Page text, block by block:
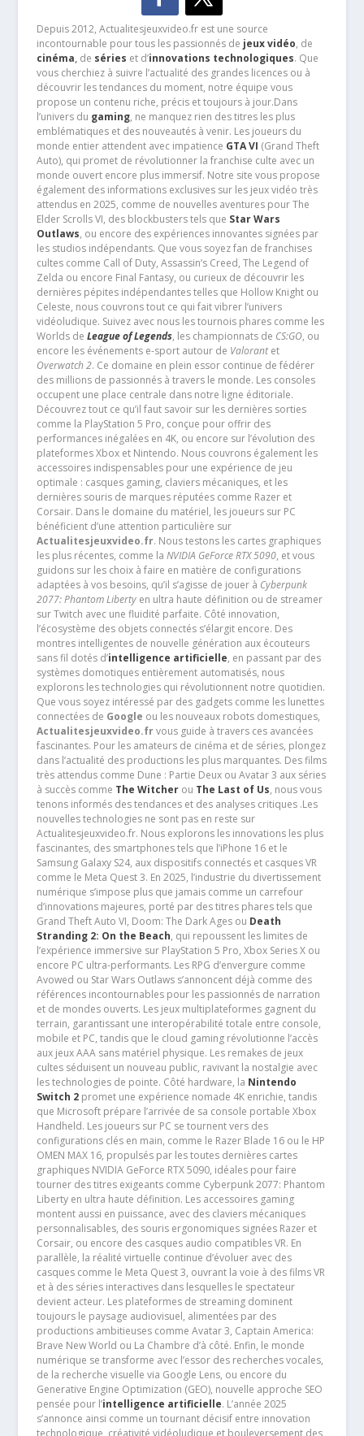
Depuis 2012, Actualitesjeuxvideo.fr est une source
incontournable pour tous les passionnés de jeux vidéo, de
cinéma,de séries et d’innovations technologiques. Que
vous cherchiez à suivre l’actualité des grandes licences ou à
découvrir les tendances du moment, notre équipe vous
propose un contenu riche, précis et toujours à jour.Dans
l’univers du gaming, ne manquez rien des titres les plus
emblématiques et des nouveautés à venir. Les joueurs du
monde entier attendent avec impatience GTA VI (Grand Theft
Auto), qui promet de révolutionner la franchise culte avec un
monde ouvert encore plus immersif. Notre site vous propose
également des informations exclusives sur les jeux vidéo très
attendus en 2025, comme de nouvelles aventures pour The
Elder Scrolls VI, des blockbusters tels que Star Wars
Outlaws, ou encore des expériences innovantes signées par
les studios indépendants. Que vous soyez fan de franchises
cultes comme Call of Duty, Assassin’s Creed, The Legend of
Zelda ou encore Final Fantasy, ou curieux de découvrir les
dernières pépites indépendantes telles que Hollow Knight ou
Celeste, nous couvrons tout ce qui fait vibrer l’univers
vidéoludique. Suivez avec nous les tournois phares comme les
Worlds de League of Legends, les championnats de CS:GO, ou
encore les événements e-sport autour de Valorantet
Overwatch 2. Ce domaine en plein essor continue de fédérer
des millions de passionnés à travers le monde. Les consoles
occupent une place centrale dans notre ligne éditoriale.
Découvrez tout ce qu’il faut savoir sur les dernières sorties
comme la PlayStation 5 Pro, conçue pour offrir des
performances inégalées en 4K, ou encore sur l’évolution des
plateformes Xbox et Nintendo. Nous couvrons également les
accessoires indispensables pour une expérience de jeu
optimale : casques gaming, claviers mécaniques, et les
dernières souris de marques réputées comme Razer et
Corsair. Dans le domaine du matériel, les joueurs sur PC
bénéficient d’une attention particulière sur
Actualitesjeuxvideo.fr. Nous testons les cartes graphiques
les plus récentes, comme la NVIDIA GeForce RTX 5090, et vous
guidons sur les choix à faire en matière de configurations
adaptées à vos besoins, qu’il s’agisse de jouer à Cyberpunk
2077: Phantom Libertyen ultra haute définition ou de streamer
sur Twitch avec une fluidité parfaite. Côté innovation,
l’écosystème des objets connectés s’élargit encore. Des
montres intelligentes de nouvelle génération aux écouteurs
sans fil dotés d’intelligence artificielle, en passant par des
systèmes domotiques entièrement automatisés, nous
explorons les technologies qui révolutionnent notre quotidien.
Que vous soyez intéressé par des gadgets comme les lunettes
connectées de Google ou les nouveaux robots domestiques,
Actualitesjeuxvideo.frvous guide à travers ces avancées
fascinantes. Pour les amateurs de cinéma et de séries, plongez
dans l’actualité des productions les plus marquantes. Des films
très attendus comme Dune : Partie Deux ou Avatar 3 aux séries
à succès comme The Witcherou The Last of Us, nous vous
tenons informés des tendances et des analyses critiques .Les
nouvelles technologies ne sont pas en reste sur
Actualitesjeuxvideo.fr. Nous explorons les innovations les plus
fascinantes, des smartphones tels que l’iPhone 16 et le
Samsung Galaxy S24, aux dispositifs connectés et casques VR
comme le Meta Quest 3. En 2025, l’industrie du divertissement
numérique s’impose plus que jamais comme un carrefour
d’innovations majeures, porté par des titres phares tels que
Grand Theft Auto VI, Doom: The Dark Ages ou Death
Stranding 2: On the Beach, qui repoussent les limites de
l’expérience immersive sur PlayStation 5 Pro, Xbox Series X ou
encore PC ultra-performants. Les RPG d’envergure comme
Avowed ou Star Wars Outlaws s’annoncent déjà comme des
références incontournables pour les passionnés de narration
et de mondes ouverts. Les jeux multiplateformes gagnent du
terrain, garantissant une interopérabilité totale entre console,
mobile et PC, tandis que le cloud gaming révolutionne l’accès
aux jeux AAA sans matériel physique. Les remakes de jeux
cultes séduisent un nouveau public, ravivant la nostalgie avec
les technologies de pointe. Côté hardware, la Nintendo
Switch 2promet une expérience nomade 4K enrichie, tandis
que Microsoft prépare l’arrivée de sa console portable Xbox
Handheld. Les joueurs sur PC se tournent vers des
configurations clés en main, comme le Razer Blade 16 ou le HP
OMEN MAX 16, propulsés par les toutes dernières cartes
graphiques NVIDIA GeForce RTX 5090, idéales pour faire
tourner des titres exigeants comme Cyberpunk 2077: Phantom
Liberty en ultra haute définition. Les accessoires gaming
montent aussi en puissance, avec des claviers mécaniques
personnalisables, des souris ergonomiques signées Razer et
Corsair, ou encore des casques audio compatibles VR. En
parallèle, la réalité virtuelle continue d’évoluer avec des
casques comme le Meta Quest 3, ouvrant la voie à des films VR
et à des séries interactives dans lesquelles le spectateur
devient acteur. Les plateformes de streaming dominent
toujours le paysage audiovisuel, alimentées par des
productions ambitieuses comme Avatar 3, Captain America:
Brave New World ou La Chambre d’à côté. Enfin, le monde
numérique se transforme avec l’essor des recherches vocales,
de la recherche visuelle via Google Lens, ou encore du
Generative Engine Optimization (GEO), nouvelle approche SEO
pensée pour l’intelligence artificielle. L’année 2025
s’annonce ainsi comme un tournant décisif entre innovation
technologique, créativité vidéoludique et bouleversement des